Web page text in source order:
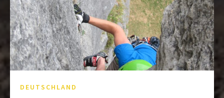
DEUTSCHLAND